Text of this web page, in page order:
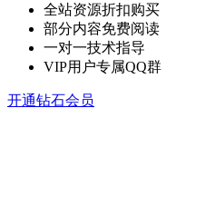
全站资源折扣购买
部分内容免费阅读
一对一技术指导
VIP用户专属QQ群
开通钻石会员